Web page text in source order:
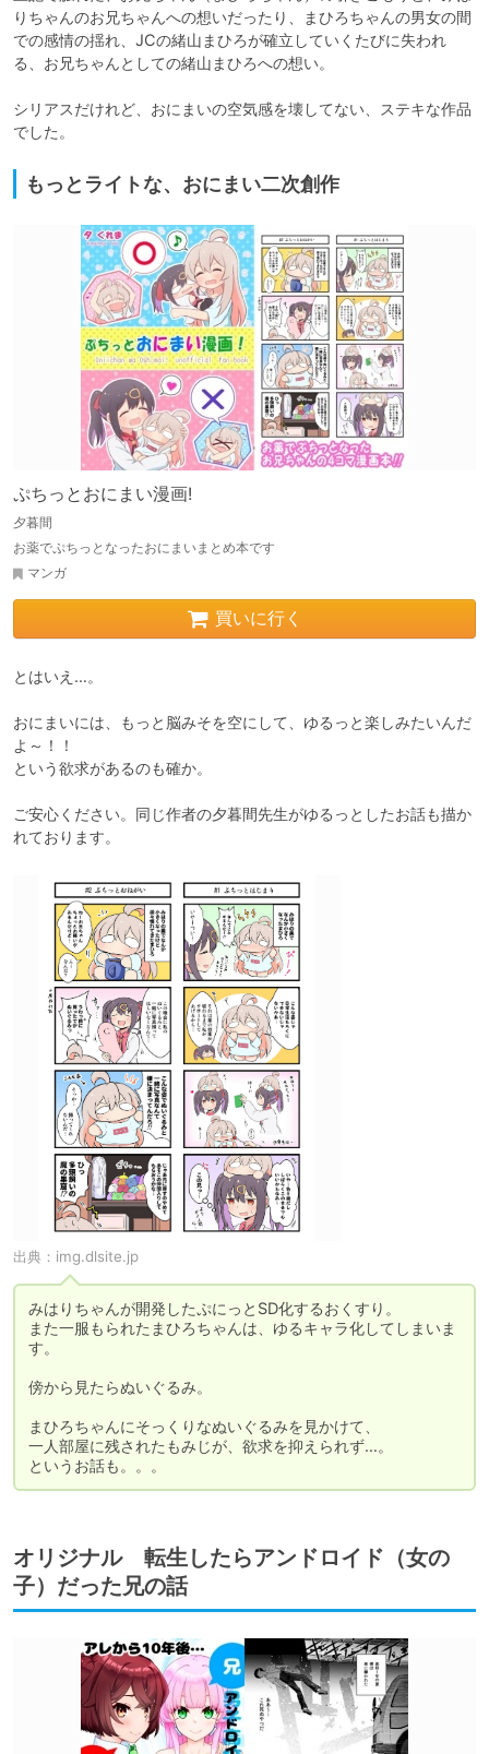
りちゃんのお兄ちゃんへの想いだったり、まひろちゃんの男女の間
での感情の揺れ、JCの緒山まひろが確立していくたびに失われ
る、お兄ちゃんとしての緒山まひろへの想い。
シリアスだけれど、おにまいの空気感を壊してない、ステキな作品
でした。
もっとライトな、おにまい二次創作
ぷちっとおにまい漫画!
夕暮間
お薬でぷちっとなったおにまいまとめ本です
マンガ
買いに行く
とはいえ…。
おにまいには、もっと脳みそを空にして、ゆるっと楽しみたいんだ
よ～！！
という欲求があるのも確か。
ご安心ください。同じ作者の夕暮間先生がゆるっとしたお話も描か
れております。
出典： img.dlsite.jp
みはりちゃんが開発したぷにっとSD化するおくすり。
また一服もられたまひろちゃんは、ゆるキャラ化してしまいま
す。
傍から見たらぬいぐるみ。
まひろちゃんにそっくりなぬいぐるみを見かけて、
一人部屋に残されたもみじが、欲求を抑えられず…。
というお話も。。。
オリジナル 転生したらアンドロイド（女の
子）だった兄の話